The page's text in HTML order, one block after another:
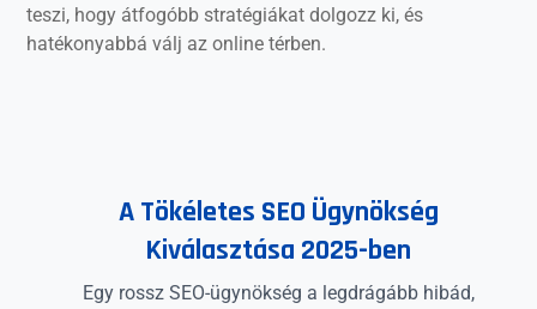
teszi, hogy átfogóbb stratégiákat dolgozz ki, és
hatékonyabbá válj az online térben.
A Tökéletes SEO Ügynökség
Kiválasztása 2025-ben
Egy rossz SEO-ügynökség a legdrágább hibád,